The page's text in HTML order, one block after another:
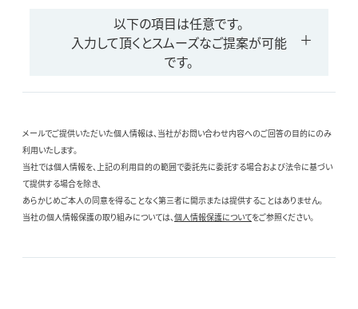
以下の項目は任意です。
入力して頂くとスムーズなご提案が可能
です。
メールでご提供いただいた個人情報は、当社がお問い合わせ内容へのご回答の目的にのみ
利用いたします。
当社では個人情報を、上記の利用目的の範囲で委託先に委託する場合および法令に基づい
て提供する場合を除き、
あらかじめご本人の同意を得ることなく第三者に開示または提供することはありません。
当社の個人情報保護の取り組みについては、個人情報保護についてをご参照ください。